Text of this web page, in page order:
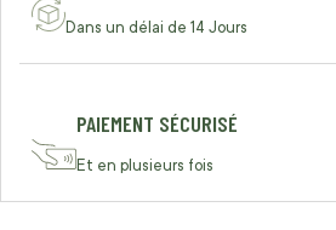
Dans un délai de 14 Jours
PAIEMENT SÉCURISÉ
Et en plusieurs fois